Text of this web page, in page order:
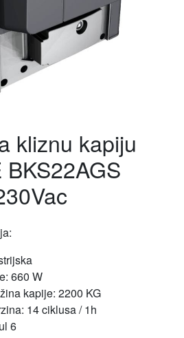
kliznu kapiju
BKS22AGS
660 W
kapije: 2200 KG
14 ciklusa / 1h
6